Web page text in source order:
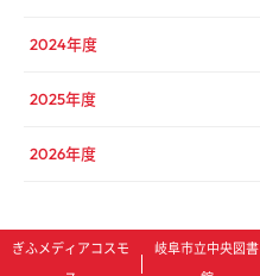
2024年度
2025年度
2026年度
ぎふメディアコスモ
岐阜市立中央図書